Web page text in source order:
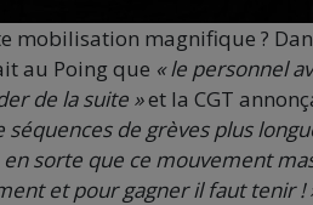
mobilisation magnifique ?
au Poing que « le personnel
de la suite »et la CGT
de grèves plus
sorte que ce mouvement
et pour gagner il faut tenir !